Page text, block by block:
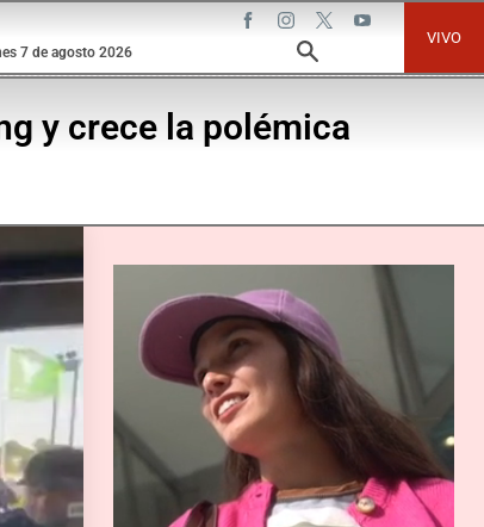
7 de agosto 2026
VIVO
y crece la polémica